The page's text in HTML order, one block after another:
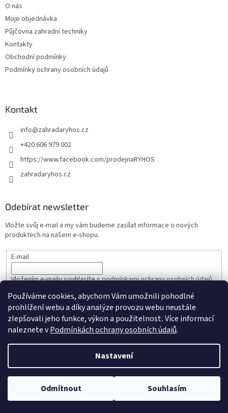
Používáme cookies, abychom Vám umožnili pohodlné
prohlížení webu a díky analýze provozu webu neustále
zlepšovali jeho funkce, výkon a použitelnost.Více informací
naleznete vPodmínkách ochrany osobních údajů.
Nastavení
Odmítnout Souhlasím
O nás
Moje objednávka
Půjčovna zahradní techniky
Kontakty
Obchodní podmínky
Podmínky ochrany osobních údajů
Kontakt
info@zahradaryhos.cz
+420 606 979 002
https://www.facebook.com/prodejnaRYHOS
zahradaryhos.cz
Odebírat newsletter
Vložte svůj e-mail a my vám budeme zasílat informace o nových
produktech na našem e-shopu.
E-mail
Vložením e-mailu souhlasíte spodmínkami ochrany osobních údajů
PŘIHLÁSIT SE
Copyright 2026ZahradaRyhos.cz. Všechna práva vyhrazena.
Upravit nastavení cookies